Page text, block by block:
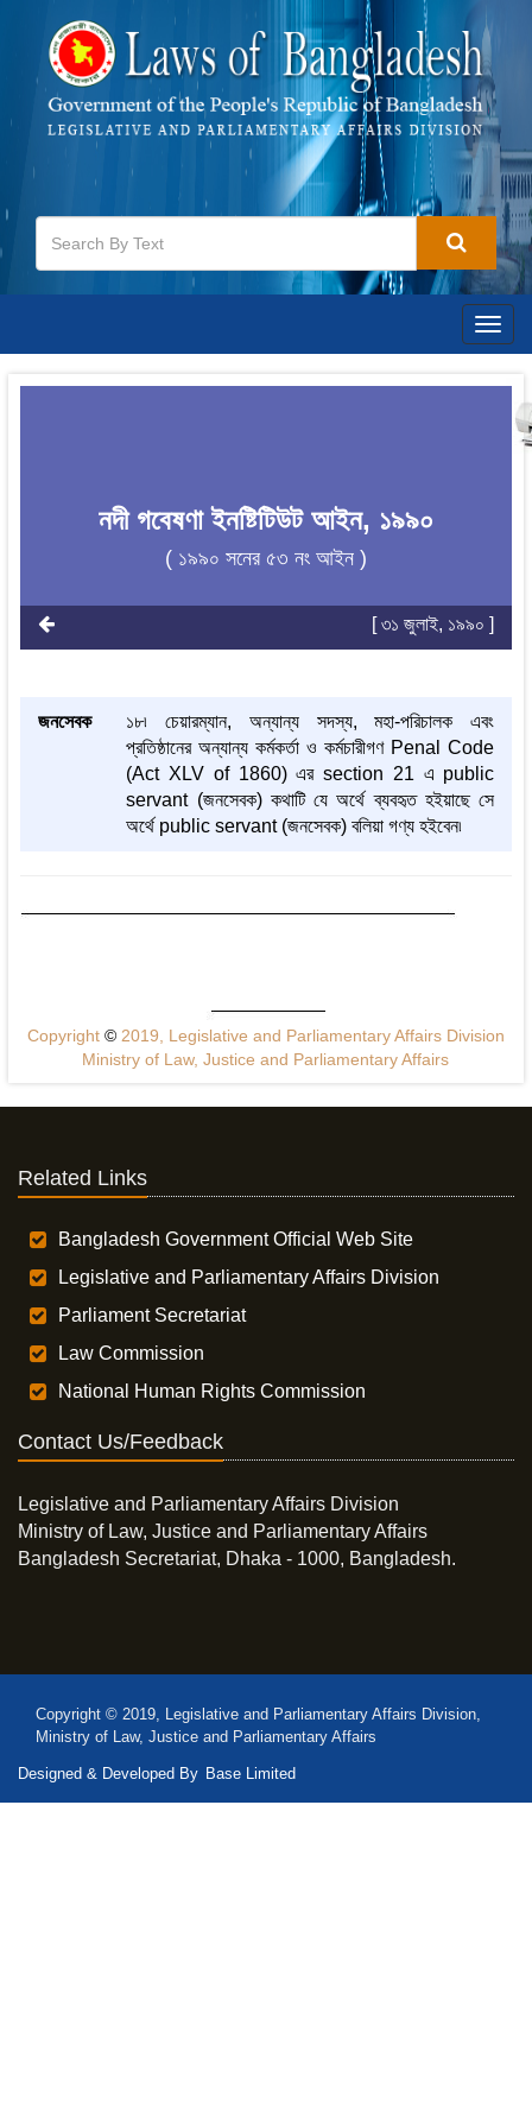
নদী গবেষণা ইনষ্টিটিউট আইন, ১৯৯০
( ১৯৯০ সনের ৫৩ নং আইন )
[ ৩১ জুলাই, ১৯৯০ ]
জনসেবক
১৮৷ চেয়ারম্যান, অন্যান্য সদস্য, মহা-পরিচালক এবং
প্রতিষ্ঠানের অন্যান্য কর্মকর্তা ও কর্মচারীগণ Penal Code
(Act XLV of 1860) এর section 21 এ public
servant (জনসেবক) কথাটি যে অর্থে ব্যবহৃত হইয়াছে সে
অর্থে public servant (জনসেবক) বলিয়া গণ্য হইবেন৷
Copyright ©2019, Legislative and Parliamentary Affairs Division
Ministry of Law, Justice and Parliamentary Affairs
Related Links
Bangladesh Government Official Web Site
Legislative and Parliamentary Affairs Division
Parliament Secretariat
Law Commission
National Human Rights Commission
Contact Us/Feedback
Legislative and Parliamentary Affairs Division
Ministry of Law, Justice and Parliamentary Affairs
Bangladesh Secretariat, Dhaka - 1000, Bangladesh.
Copyright © 2019, Legislative and Parliamentary Affairs Division,
Ministry of Law, Justice and Parliamentary Affairs
Designed & Developed By Base Limited